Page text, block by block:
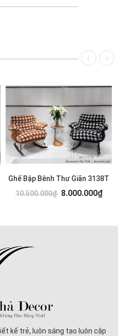
Ghế Bập Bênh Thư Giãn 3138T
10.500.000₫ 8.000.000₫
kế trẻ, luôn sáng tạo luôn cập